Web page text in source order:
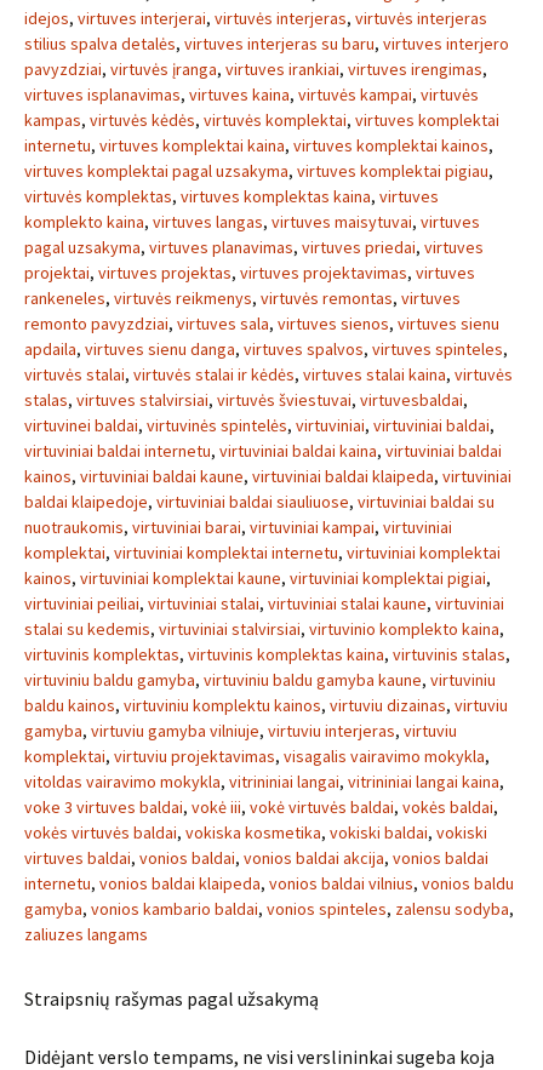
idejos, virtuves interjerai, virtuvės interjeras, virtuvės interjeras
stilius spalva detalės, virtuves interjeras su baru, virtuves interjero
pavyzdziai, virtuvės įranga, virtuves irankiai, virtuves irengimas,
virtuves isplanavimas, virtuves kaina, virtuvės kampai, virtuvės
kampas, virtuvės kėdės, virtuvės komplektai, virtuves komplektai
internetu, virtuves komplektai kaina, virtuves komplektai kainos,
virtuves komplektai pagal uzsakyma, virtuves komplektai pigiau,
virtuvės komplektas, virtuves komplektas kaina, virtuves
komplekto kaina, virtuves langas, virtuves maisytuvai, virtuves
pagal uzsakyma, virtuves planavimas, virtuves priedai, virtuves
projektai, virtuves projektas, virtuves projektavimas, virtuves
rankeneles, virtuvės reikmenys, virtuvės remontas, virtuves
remonto pavyzdziai, virtuves sala, virtuves sienos, virtuves sienu
apdaila, virtuves sienu danga, virtuves spalvos, virtuves spinteles,
virtuvės stalai, virtuvės stalai ir kėdės, virtuves stalai kaina, virtuvės
stalas, virtuves stalvirsiai, virtuvės šviestuvai, virtuvesbaldai,
virtuvinei baldai, virtuvinės spintelės, virtuviniai, virtuviniai baldai,
virtuviniai baldai internetu, virtuviniai baldai kaina, virtuviniai baldai
kainos, virtuviniai baldai kaune, virtuviniai baldai klaipeda, virtuviniai
baldai klaipedoje, virtuviniai baldai siauliuose, virtuviniai baldai su
nuotraukomis, virtuviniai barai, virtuviniai kampai, virtuviniai
komplektai, virtuviniai komplektai internetu, virtuviniai komplektai
kainos, virtuviniai komplektai kaune, virtuviniai komplektai pigiai,
virtuviniai peiliai, virtuviniai stalai, virtuviniai stalai kaune, virtuviniai
stalai su kedemis, virtuviniai stalvirsiai, virtuvinio komplekto kaina,
virtuvinis komplektas, virtuvinis komplektas kaina, virtuvinis stalas,
virtuviniu baldu gamyba, virtuviniu baldu gamyba kaune, virtuviniu
baldu kainos, virtuviniu komplektu kainos, virtuviu dizainas, virtuviu
gamyba, virtuviu gamyba vilniuje, virtuviu interjeras, virtuviu
komplektai, virtuviu projektavimas, visagalis vairavimo mokykla,
vitoldas vairavimo mokykla, vitrininiai langai, vitrininiai langai kaina,
voke 3 virtuves baldai, vokė iii, vokė virtuvės baldai, vokės baldai,
vokės virtuvės baldai, vokiska kosmetika, vokiski baldai, vokiski
virtuves baldai, vonios baldai, vonios baldai akcija, vonios baldai
internetu, vonios baldai klaipeda, vonios baldai vilnius, vonios baldu
gamyba, vonios kambario baldai, vonios spinteles, zalensu sodyba,
zaliuzes langams
Straipsnių rašymas pagal užsakymą
Didėjant verslo tempams, ne visi verslininkai sugeba koja